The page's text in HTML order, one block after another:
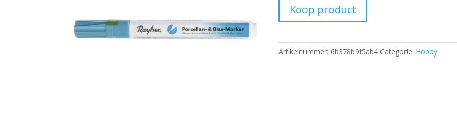
Koop product
Artikelnummer:6b378b9f5ab4 Categorie: Hobby